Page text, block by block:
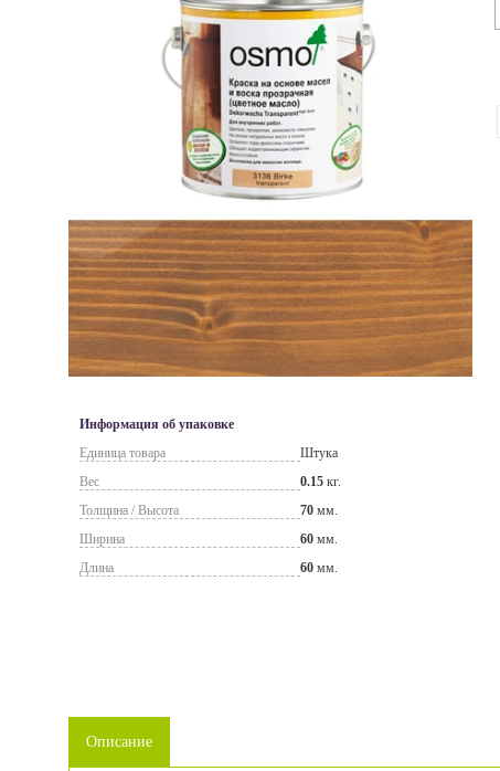
Информация об упаковке
Единица товара
Штука
Вес
0.15 кг.
Толщина / Высота
70 мм.
Ширина
60 мм.
Длина
60 мм.
Описание